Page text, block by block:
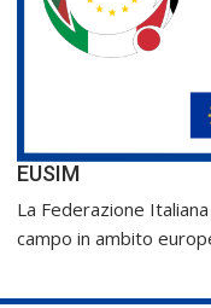
EUSIM
La Federazione
campo in ambito